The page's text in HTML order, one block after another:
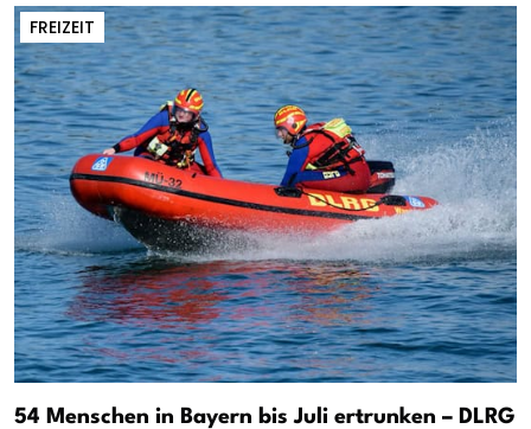
FREIZEIT
54 Menschen in Bayern bis Juli ertrunken – DLRG